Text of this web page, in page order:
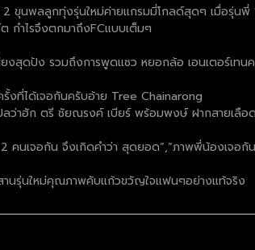
2 ขุนพลลูกทุ่งรุ่นใหม่ค่ายแกรมมี่โกลด์สุดๆ เมื่อรุ่น
กำไรจึงตกมาถึงFCแบบเต็มๆ
งสุดปัง รวมถึงการพูดแซว หยอกล้อ เอนเตอร์เทน
งที่ได้เจอกันครับอ้าย Tree Chainarong
ว่าฮัก ตรี ชัยณรงค์ เบียร์ พร้อมพงษ์ ฝากสายเลื
2 คนเจอกัน จึงเกิดคำว่า สุดยอด”,”ภาพพี่น้องเจอกั
นรุ่นใหม่คุณภาพคับแก้วขวัญใจแฟนๆอย่างแท้จริง